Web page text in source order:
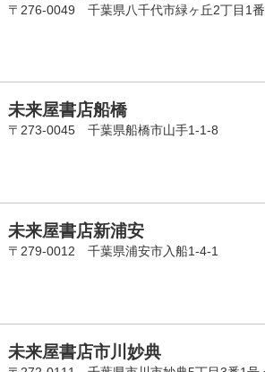
〒276-0049 千葉県八千代市緑ヶ丘2丁目1
未来屋書店船橋
〒273-0045 千葉県船橋市山手1-1-8
未来屋書店新浦安
〒279-0012 千葉県浦安市入船1-4-1
未来屋書店市川妙典